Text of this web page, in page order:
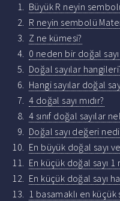
Büyük R neyin
R neyin sembolü
Z ne kümesi?
0 neden bir doğal
Doğal sayılar
Hangi sayılar doğal
4 doğal sayı mıdır?
4 sınıf doğal sayılar
Doğal sayı değeri
En büyük doğal sayı
En küçük doğal sayı 1
En küçük doğal sayı
1 basamaklı en küçük